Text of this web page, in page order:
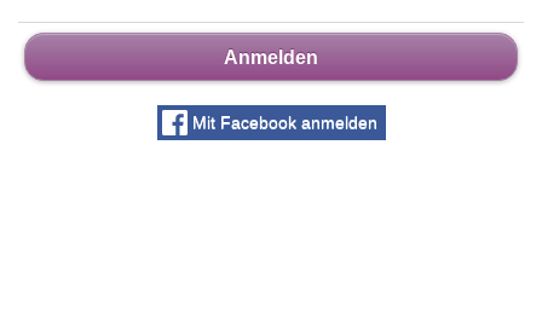
Anmelden
Mit Facebook anmelden